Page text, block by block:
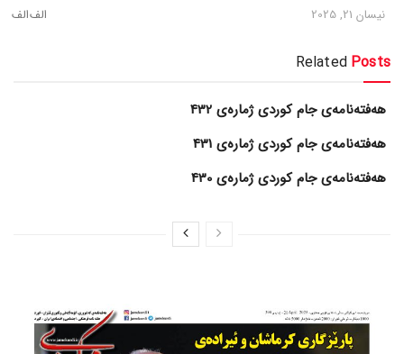
نیسان 21, 2025
Related Posts
هەفتەنامەی جام کوردی ژمارەی 432
هەفتەنامەی جام کوردی ژمارەی 431
هەفتەنامەی جام کوردی ژمارەی 430